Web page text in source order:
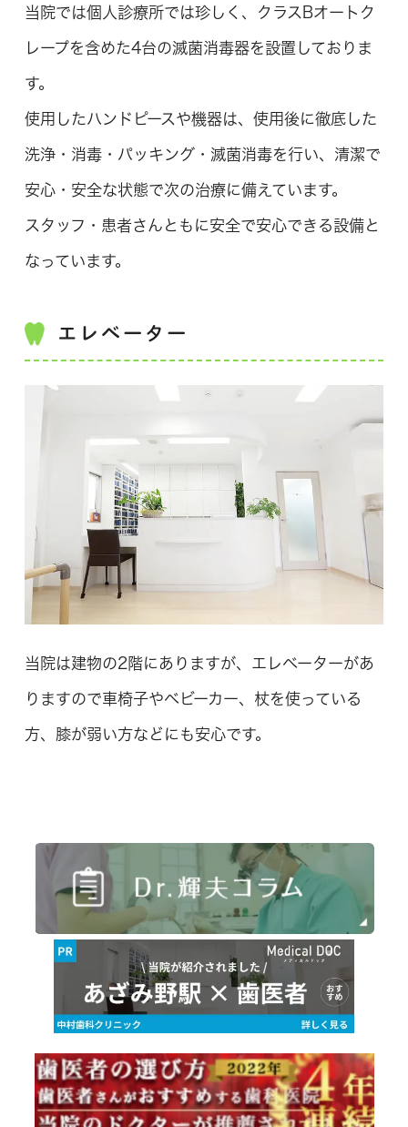
当院では個人診療所では珍しく、クラスBオートク
レープを含めた4台の滅菌消毒器を設置しておりま
す。
使用したハンドピースや機器は、使用後に徹底した
洗浄・消毒・パッキング・滅菌消毒を行い、清潔で
安心・安全な状態で次の治療に備えています。
スタッフ・患者さんともに安全で安心できる設備と
なっています。
エレベーター
当院は建物の2階にありますが、エレベーターがあ
りますので車椅子やベビーカー、杖を使っている
方、膝が弱い方などにも安心です。